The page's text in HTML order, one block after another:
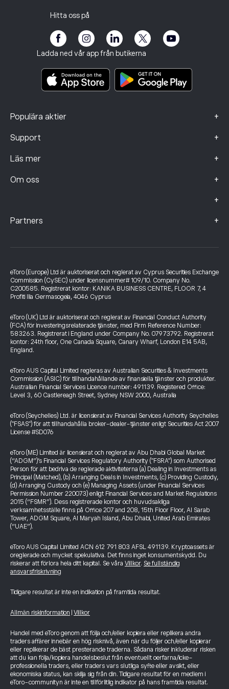
Hitta oss på
Ladda ned vår app från butikerna
Populära aktier +
Support +
Kundutsatthet
Läs mer +
eToro Akademi
Om oss +
+
Riskinformation
Regler och villkor
Viktiga informationsdokument
Klagomålsdata (FCA-kunder)
Partners +
Affiliate-program
Investeringsförsäkring
eToro (Europe) Ltd är auktoriserat och reglerat av Cyprus Securities Exchange
Commission (CySEC) under licensnummer# 109/10. Company No.
C200585. Registrerat kontor: KANIKA BUSINESS CENTRE, FLOOR 7, 4
Profiti Ilia Germasogeia, 4046 Cyprus
eToro (UK) Ltd är auktoriserat och reglerat av Financial Conduct Authority
(FCA) för investeringsrelaterade tjänster, med Firm Reference Number:
583263. Registrerat i England under Company No. 07973792. Registrerat
kontor: 24th floor, One Canada Square, Canary Wharf, London E14 5AB,
England.
eToro AUS Capital Limited regleras av Australian Securities & Investments
Commission (ASIC) för tillhandahållande av finansiella tjänster och produkter.
Australian Financial Services Licence number: 491139. Registered Office:
Level 3, 60 Castlereagh Street, Sydney NSW 2000, Australia
eToro (Seychelles) Ltd. är licensierat av Financial Services Authority Seychelles
("FSAS") för att tillhandahålla broker-dealer-tjänster enligt Securities Act 2007
License #SD076
eToro (ME) Limited är licensierat och reglerat av Abu Dhabi Global Market
(“ADGM”)’s Financial Services Regulatory Authority ("FSRA") som Authorised
Person för att bedriva de reglerade aktiviteterna (a) Dealing in Investments as
Principal (Matched), (b) Arranging Deals in Investments, (c) Providing Custody,
(d) Arranging Custody och (e) Managing Assets (under Financial Services
Permission Number 220073) enligt Financial Services and Market Regulations
2015 (“FSMR”). Dess registrerade kontor och huvudsakliga
verksamhetsställe finns på Office 207 and 208, 15th Floor Floor, Al Sarab
Tower, ADGM Square, Al Maryah Island, Abu Dhabi, United Arab Emirates
(“UAE”).
eToro AUS Capital Limited ACN 612 791 803 AFSL 491139. Kryptoassets är
oreglerade och mycket spekulativa. Det finns inget konsumentskydd. Du
riskerar att förlora hela ditt kapital. Se våra Villkor. Se fullständig
ansvarsfriskrivning
Tidigare resultat är inte en indikation på framtida resultat.
Allmän riskinformation Villkor
Handel med eToro genom att följa och/eller kopiera eller replikera andra
traders affärer innebär en hög risknivå, även när du följer och/eller kopierar
eller replikerar de bäst presterande traderna. Sådana risker inkluderar risken
att du kan följa/kopiera handelsbeslut från eventuellt oerfarna/icke-
professionella traders, eller traders vars slutliga syfte eller avsikt, eller
ekonomiska status, kan skilja sig från din. Tidigare resultat för en medlem i
eToro-communityn är inte en tillförlitlig indikator på hans framtida resultat.